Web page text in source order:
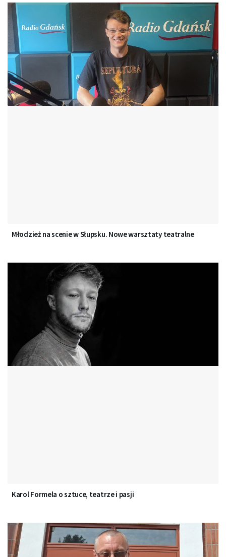
Młodzież na scenie w Słupsku. Nowe warsztaty teatralne
Karol Formela o sztuce, teatrze i pasji